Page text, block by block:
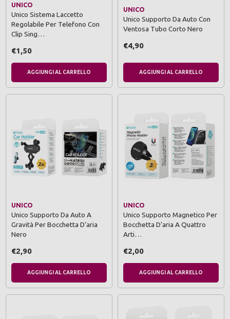
UNICO
Unico Sistema Laccetto
Regolabile Per Telefono Con
Clip Sing…
€1,50
AGGIUNGI AL CARRELLO
UNICO
Unico Supporto Da Auto Con
Ventosa Tubo Corto Nero
€4,90
AGGIUNGI AL CARRELLO
UNICO
Unico Supporto Da Auto A
Gravità Per Bocchetta D’aria
Nero
€2,90
AGGIUNGI AL CARRELLO
UNICO
Unico Supporto Magnetico Per
Bocchetta D’aria A Quattro
Arti…
€2,00
AGGIUNGI AL CARRELLO